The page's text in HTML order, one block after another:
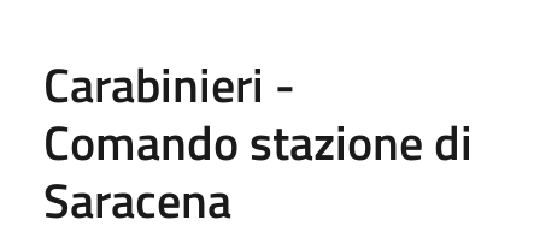
Carabinieri -
Comando stazione di
Saracena